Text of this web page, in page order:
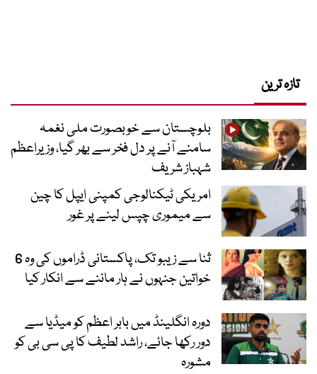
تازہ ترین
بلوچستان سے خوبصورت ملی نغمہ
سامنے آنے پر دل فخر سے بھر گیا، وزیراعظم
شہباز شریف
امریکی ٹیکنالوجی کمپنی ایپل کا چین
سے میموری چپس لینے پر غور
ثنا سے زیبو تک، پاکستانی ڈراموں کی وہ 6
خواتین جنہوں نے ہار ماننے سے انکار کیا
دورہ انگلینڈ میں بابر اعظم کو میڈیا سے
دور رکھا جائے، راشد لطیف کا پی سی بی کو
مشورہ